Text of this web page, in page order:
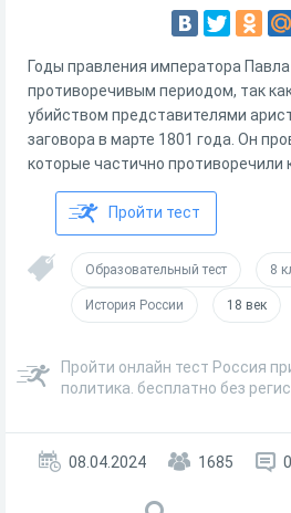
Годы правления императора
противоречивым периодом, так
убийством представителями
заговора в марте 1801 года. Он
которые частично противоречили
Пройти тест
Образовательный тест 8
История России 18 век
Пройти онлайн тест Россия
политика. бесплатно без
08.04.2024 1685 0